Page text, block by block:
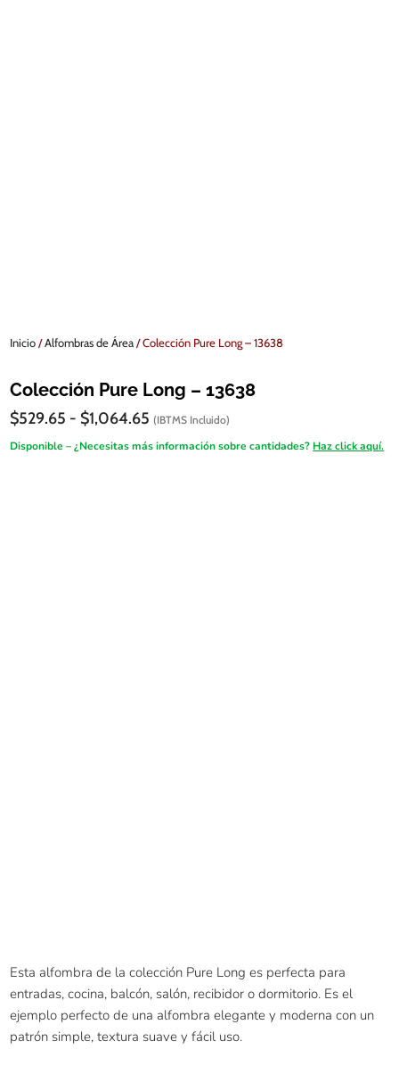
Inicio/Alfombras de Área/ Colección Pure Long – 13638
Colección Pure Long – 13638
$529.65 - $1,064.65 Rango
precios:
(IBTMS Incluido)
Disponible – ¿Necesitas más información sobre cantidades? Haz click aquí.
Esta alfombra de la colección Pure Long es perfecta para
entradas, cocina, balcón, salón, recibidor o dormitorio. Es el
ejemplo perfecto de una alfombra elegante y moderna con un
patrón simple, textura suave y fácil uso.